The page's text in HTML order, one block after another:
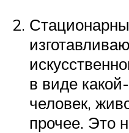
в виде
человек,
прочее. Это